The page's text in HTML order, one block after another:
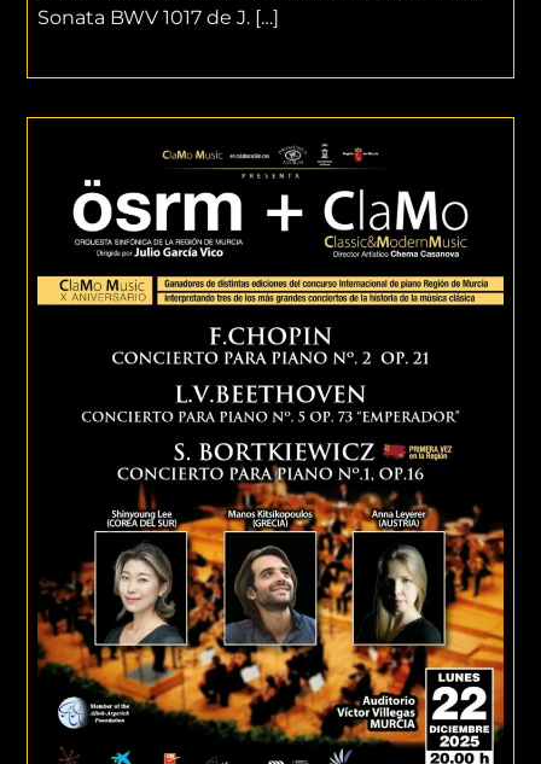
Sonata BWV 1017 de J. […]